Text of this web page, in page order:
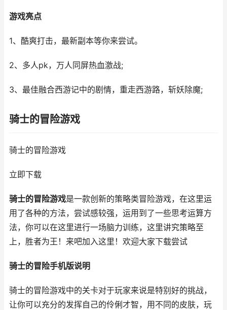
游戏亮点
1、酷爽打击，最新副本等你来尝试。
2、多人pk，万人同屏热血激战;
3、最佳融合西游记中的剧情，重走西游路，斩妖除魔;
骑士的冒险游戏
骑士的冒险游戏
立即下载
骑士的冒险游戏是一款创新的策略类冒险游戏，在这里运
用了各种的方法，尝试感较强，运用到了一些思考运算方
法，你可以在这里进行一场脑力训练，这里讲究策略至
上，胜者为王！来吧加入这里！欢迎大家下载尝试
骑士的冒险手机版说明
骑士的冒险游戏中的关卡对于玩家来说是特别好的挑战，
让你可以充分的发挥自己的伶俐才智，用不同的皮肤，玩